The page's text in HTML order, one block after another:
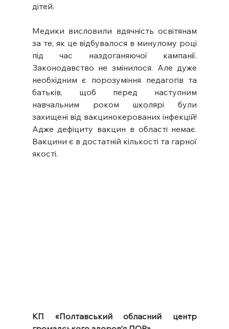
дітей.
Медики висловили вдячність освітянам
за те, як це відбувалося в минулому році
під час наздоганяючої кампанії.
Законодавство не змінилося. Але дуже
необхідним є порозуміння педагогів та
батьків, щоб перед наступним
навчальним роком школярі були
захищені від вакцинокерованих інфекцій!
Адже дефіциту вакцин в області немає.
Вакцини є в достатній кількості та гарної
якості.
КП «Полтавський обласний центр